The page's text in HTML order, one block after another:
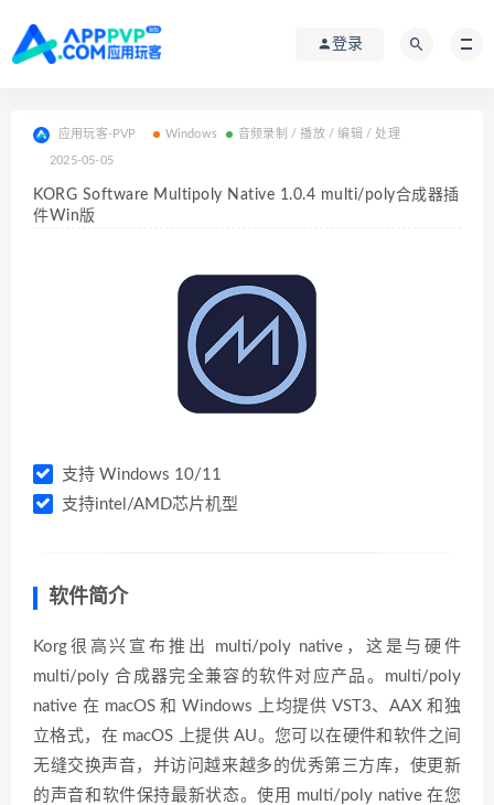
登录
应用玩客-PVP Windows 音频录制 / 播放 / 编辑 / 处理
2025-05-05
KORG Software Multipoly Native 1.0.4 multi/poly合成器插
件Win版
支持 Windows 10/11
支持intel/AMD芯片机型
软件简介
Korg很高兴宣布推出 multi/poly native，这是与硬件
multi/poly 合成器完全兼容的软件对应产品。multi/poly
native 在 macOS 和 Windows 上均提供 VST3、AAX 和独
立格式，在 macOS 上提供 AU。您可以在硬件和软件之间
无缝交换声音，并访问越来越多的优秀第三方库，使更新
的声音和软件保持最新状态。使用 multi/poly native 在您